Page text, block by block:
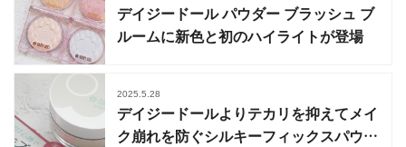
デイジードール パウダー ブラッシュ ブ
ルームに新色と初のハイライトが登場
2025.5.28
デイジードールよりテカリを抑えてメイ
ク崩れを防ぐシルキーフィックスパウダ